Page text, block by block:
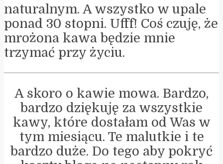
naturalnym. A wszystko w upale
ponad 30 stopni. Ufff! Coś czuję, że
mrożona kawa będzie mnie
trzymać przy życiu.
A skoro o kawie mowa. Bardzo,
bardzo dziękuję za wszystkie
kawy, które dostałam od Was w
tym miesiącu. Te malutkie i te
bardzo duże. Do tego aby pokryć